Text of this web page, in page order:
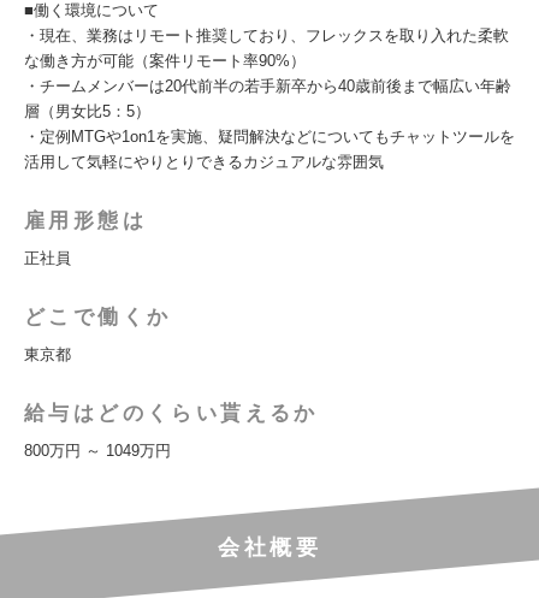
■働く環境について
・現在、業務はリモート推奨しており、フレックスを取り入れた柔軟
な働き方が可能（案件リモート率90%）
・チームメンバーは20代前半の若手新卒から40歳前後まで幅広い年齢
層（男女比5：5）
・定例MTGや1on1を実施、疑問解決などについてもチャットツールを
活用して気軽にやりとりできるカジュアルな雰囲気
雇用形態は
正社員
どこで働くか
東京都
給与はどのくらい貰えるか
800万円 ～ 1049万円
会社概要